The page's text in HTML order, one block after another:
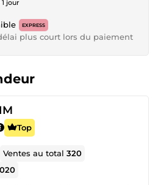
jour
EXPRESS
plus court lors du paiement
Top
Ventes au total320